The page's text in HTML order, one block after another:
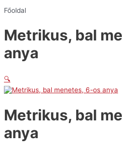
Főoldal
Metrikus, bal
anya
🔍
Metrikus, bal
anya